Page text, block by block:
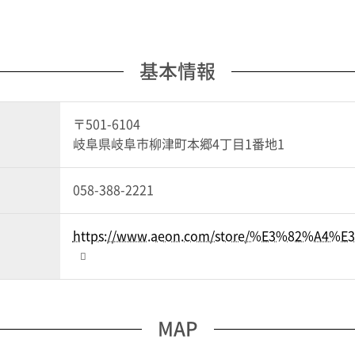
基本情報
〒501-6104
岐阜県岐阜市柳津町本郷4丁目1番地1
058-388-2221
https://www.aeon.com/store/
MAP